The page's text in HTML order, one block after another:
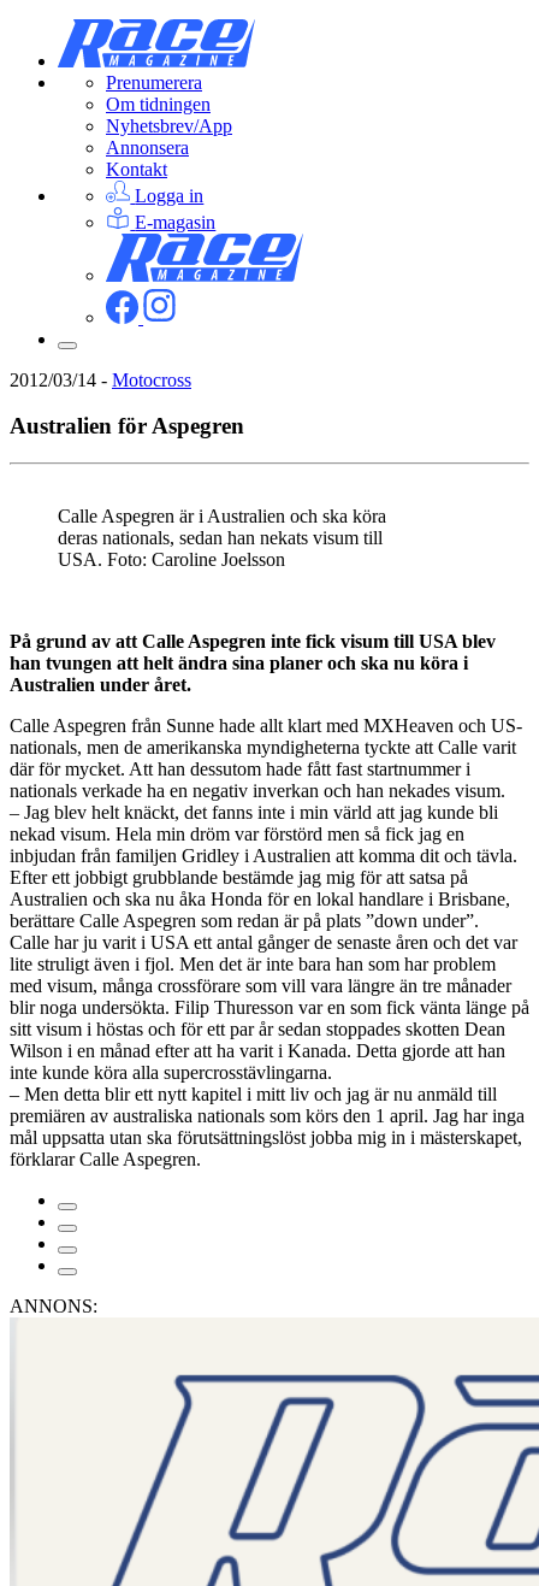
Prenumerera
Om tidningen
Nyhetsbrev/App
Annonsera
Kontakt
Logga in
E-magasin
2012/03/14 - Motocross
Australien för Aspegren
Calle Aspegren är i Australien och ska köra
deras nationals, sedan han nekats visum till
USA. Foto: Caroline Joelsson
På grund av att Calle Aspegren inte fick visum till USA blev
han tvungen att helt ändra sina planer och ska nu köra i
Australien under året.
Calle Aspegren från Sunne hade allt klart med MXHeaven och US-
nationals, men de amerikanska myndigheterna tyckte att Calle varit
där för mycket. Att han dessutom hade fått fast startnummer i
nationals verkade ha en negativ inverkan och han nekades visum.
– Jag blev helt knäckt, det fanns inte i min värld att jag kunde bli
nekad visum. Hela min dröm var förstörd men så fick jag en
inbjudan från familjen Gridley i Australien att komma dit och tävla.
Efter ett jobbigt grubblande bestämde jag mig för att satsa på
Australien och ska nu åka Honda för en lokal handlare i Brisbane,
berättare Calle Aspegren som redan är på plats ”down under”.
Calle har ju varit i USA ett antal gånger de senaste åren och det var
lite struligt även i fjol. Men det är inte bara han som har problem
med visum, många crossförare som vill vara längre än tre månader
blir noga undersökta. Filip Thuresson var en som fick vänta länge på
sitt visum i höstas och för ett par år sedan stoppades skotten Dean
Wilson i en månad efter att ha varit i Kanada. Detta gjorde att han
inte kunde köra alla supercrosstävlingarna.
– Men detta blir ett nytt kapitel i mitt liv och jag är nu anmäld till
premiären av australiska nationals som körs den 1 april. Jag har inga
mål uppsatta utan ska förutsättningslöst jobba mig in i mästerskapet,
förklarar Calle Aspegren.
ANNONS: